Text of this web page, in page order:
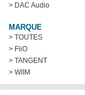
> DAC Audio
MARQUE
> TOUTES
> FiiO
> TANGENT
> WIIM